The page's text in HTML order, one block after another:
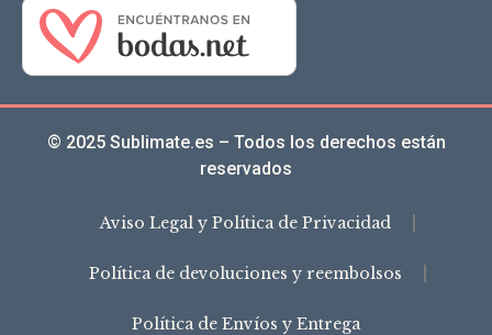
© 2025 Sublimate.es – Todos los derechos están
reservados
Aviso Legal y Política de Privacidad
Política de devoluciones y reembolsos
Política de Envíos y Entrega